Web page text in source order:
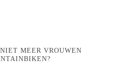
MEER VROUWEN